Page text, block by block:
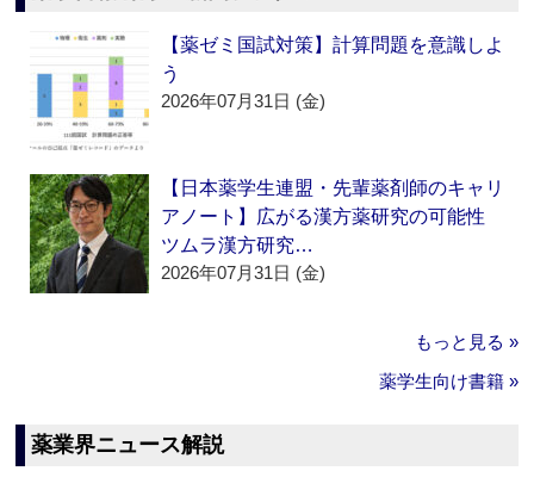
【薬ゼミ国試対策】計算問題を意識しよ
う
2026年07月31日 (金)
【日本薬学生連盟・先輩薬剤師のキャリ
アノート】広がる漢方薬研究の可能性
ツムラ漢方研究…
2026年07月31日 (金)
もっと見る »
薬学生向け書籍 »
薬業界ニュース解説